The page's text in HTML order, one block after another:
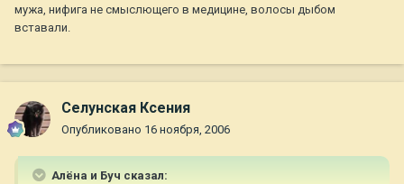
мужа, нифига не смыслющего в медицине, волосы дыбом
вставали.
Селунская Ксения
Опубликовано 16 ноября, 2006
Алёна и Буч сказал: